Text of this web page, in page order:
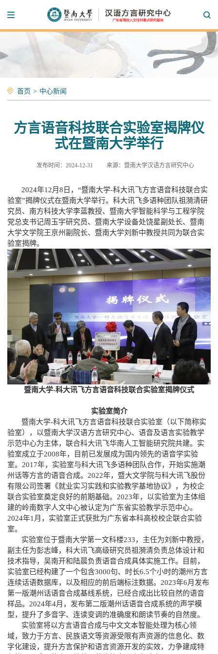
首页 > 中心新闻
方言语音科技联合实验室揭牌仪
式在暨南大学举行
发布时间：2024-12-31 来源：暨南大学汉语方言研究中心
2024年12月8日，“暨南大学-科大讯飞方言语音科技联合实
验室”揭牌仪式在暨南大学举行。科大讯飞多语种团队祖漪清研
究员、南方科技大学李蓝教授、暨南大学智能科学与工程学院
党总支书记周玉宇研究员、暨南大学设备处饶星副处长、暨南
大学文学院王京州副院长、暨南大学刘新中教授共同为联合实
验室揭牌。
暨南大学-科大讯飞方言语音科技联合实验室揭牌仪式
实验室简介
暨南大学-科大讯飞方言语音科技联合实验室（以下简称实
验室），以暨南大学汉语方言研究中心、 语音及语言实验教学
示范中心为主体，联合科大讯飞华南人工智能研究院共建。实
验室成立于2008年，目前已发展成为国内领先的语音学实验
室。 2017年，实验室与科大讯飞多语种团队合作，开始实施潮
州话等方言的语音合成。 2022年，暨大文学院与科大讯飞股份
有限公司签署《就业实习实践和实验教学基地协议》，为校企
联合实验室奠定良好的前期基础。 2023年，以实验室为主体组
建的岭南数字人文中心被认定为广东省实验教学示范中心。
2024年1 月，实验室正式获批为广东省本科高校校企联合实验
室。
实验室位于暨南大学第一文科楼233，主任为刘新中教授，
副主任为彭志峰，科大讯飞高级研究员祖漪清负责总体设计和
技术指导，吴南开和陆晨负责语音合成具体实施工作。目前，
实验室已经构建了一个包含3000句、时长6.5个小时的潮州方言
连续话语数据库，以及相应的前后端标注数据。 2023年6月发布
第一版潮州话语音合成基线系统，已经合成出比较自然的语音
样品。 2024年4月，发布第二版潮州话语音合成系统的声学模
型，提升了多音字、连读变调的准确度和朗读节奏的自然度。
实验室将以方言语音合成与中文文本智能处理为核心领
域，致力于方言、民族语文等资源受限有声资源的信息化、数
字化建设，提升方言保护和语言资源开发的实效，力争建成特